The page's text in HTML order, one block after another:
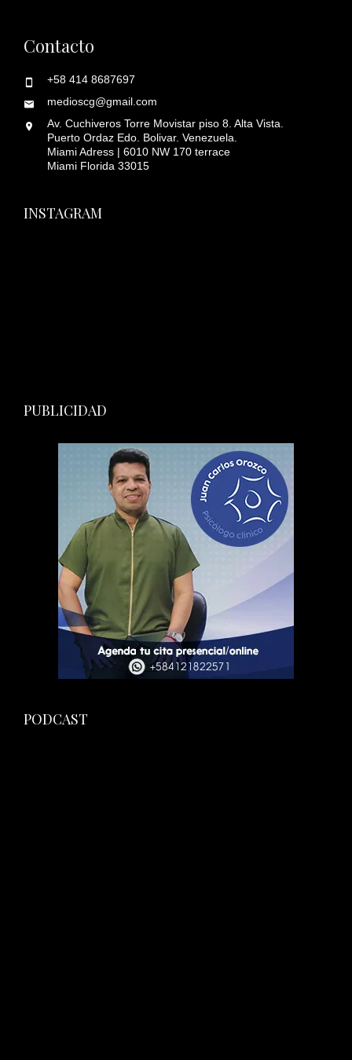
Contacto
+58 414 8687697
medioscg@gmail.com
Av. Cuchiveros Torre Movistar piso 8. Alta Vista.
Puerto Ordaz Edo. Bolivar. Venezuela.
Miami Adress | 6010 NW 170 terrace
Miami Florida 33015
INSTAGRAM
PUBLICIDAD
PODCAST